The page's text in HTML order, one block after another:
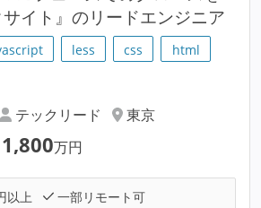
イト』のリードエンジニア
less css
html
テックリード
東京
1,800万円
以上
一部リモート可